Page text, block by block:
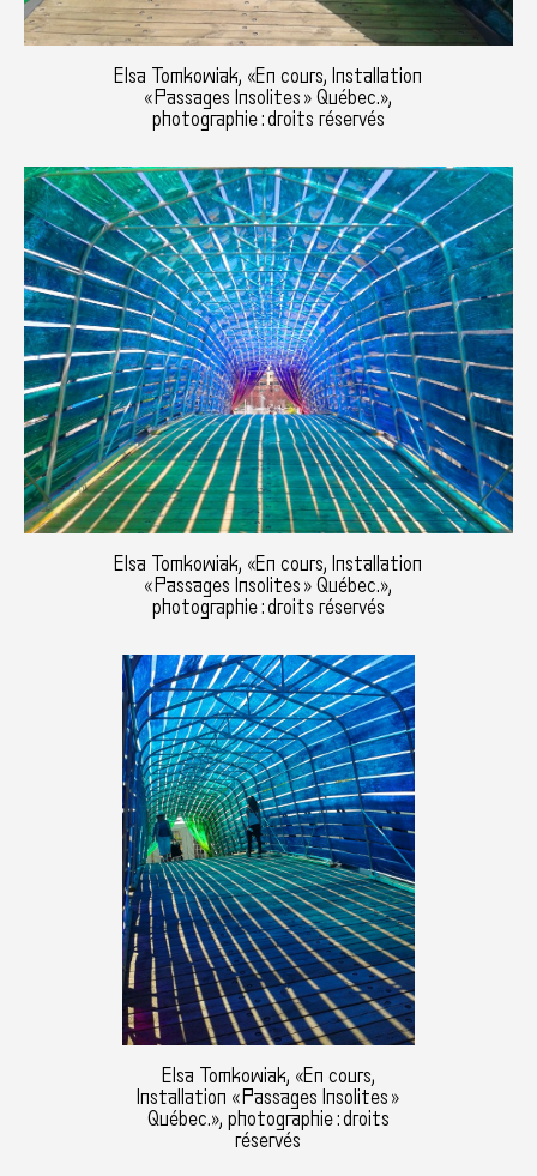
Elsa Tomkowiak, «En cours, Installation
« Passages Insolites » Québec.»,
photographie : droits réservés
Elsa Tomkowiak, «En cours, Installation
« Passages Insolites » Québec.»,
photographie : droits réservés
Elsa Tomkowiak, «En cours,
Installation « Passages Insolites »
Québec.», photographie : droits
réservés